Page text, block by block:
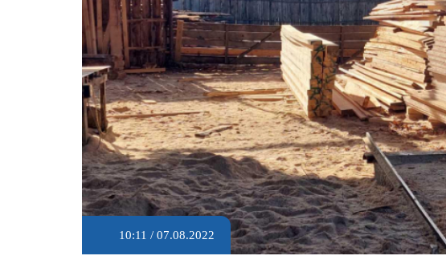
10:11 / 07.08.2022